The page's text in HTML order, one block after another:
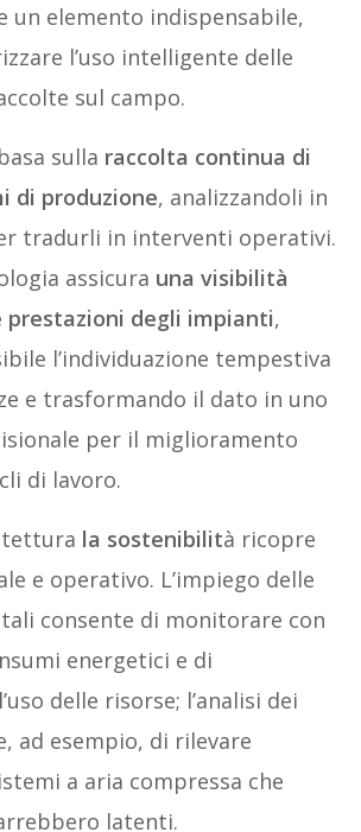
un elemento indispensabile,
l’uso intelligente delle
sul campo.
sulla raccolta continua di
di produzione, analizzandoli in
tradurli in interventi operativi.
assicura una visibilità
prestazioni degli impianti,
l’individuazione tempestiva
e trasformando il dato in uno
per il miglioramento
di lavoro.
la sostenibilità ricopre
e operativo. L’impiego delle
consente di monitorare con
energetici e di
delle risorse; l’analisi dei
ad esempio, di rilevare
a aria compressa che
latenti.